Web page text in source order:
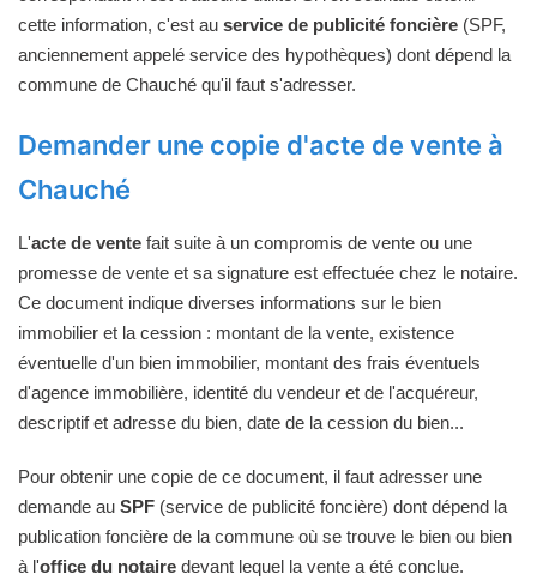
cette information, c'est au service de publicité foncière (SPF,
anciennement appelé service des hypothèques) dont dépend la
commune de Chauché qu'il faut s'adresser.
Demander une copie d'acte de vente à
Chauché
L'acte de vente fait suite à un compromis de vente ou une
promesse de vente et sa signature est effectuée chez le notaire.
Ce document indique diverses informations sur le bien
immobilier et la cession : montant de la vente, existence
éventuelle d'un bien immobilier, montant des frais éventuels
d'agence immobilière, identité du vendeur et de l'acquéreur,
descriptif et adresse du bien, date de la cession du bien...
Pour obtenir une copie de ce document, il faut adresser une
demande au SPF (service de publicité foncière) dont dépend la
publication foncière de la commune où se trouve le bien ou bien
à l'office du notaire devant lequel la vente a été conclue.